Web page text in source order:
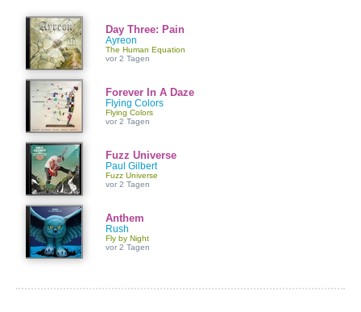
Day Three: Pain
Ayreon
The Human Equation
vor 2 Tagen
Forever In A Daze
Flying Colors
Flying Colors
vor 2 Tagen
Fuzz Universe
Paul Gilbert
Fuzz Universe
vor 2 Tagen
Anthem
Rush
Fly by Night
vor 2 Tagen